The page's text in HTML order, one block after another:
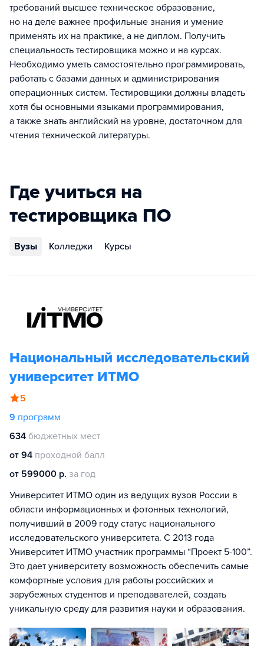
требований высшее техническое образование,
но на деле важнее профильные знания и умение
применять их на практике, а не диплом. Получить
специальность тестировщика можно и на курсах.
Необходимо уметь самостоятельно программировать,
работать с базами данных и администрирования
операционных систем. Тестировщики должны владеть
хотя бы основными языками программирования,
а также знать английский на уровне, достаточном для
чтения технической литературы.
Где учиться на
тестировщика ПО
Вузы Колледжи Курсы
Национальный исследовательский
университет ИТМО
5
9 программ
634 бюджетных мест
от 94 проходной балл
от 599000 р. за год
Университет ИТМО один из ведущих вузов России в
области информационных и фотонных технологий,
получивший в 2009 году статус национального
исследовательского университета. С 2013 года
Университет ИТМО участник программы “Проект 5-100”.
Это дает университету возможность обеспечить самые
комфортные условия для работы российских и
зарубежных студентов и преподавателей, создать
уникальную среду для развития науки и образования.